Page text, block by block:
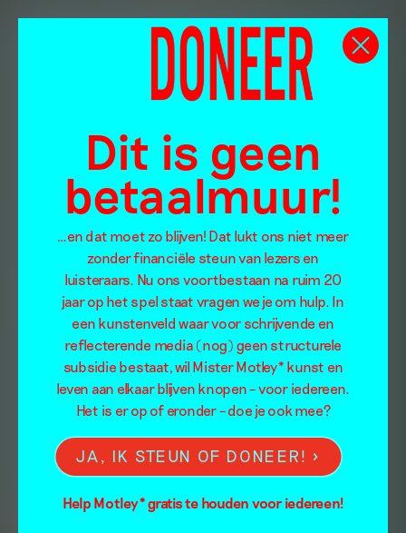
Dit is geen
betaalmuur!
…en dat moet zo blijven! Dat lukt ons niet meer
zonder financiële steun van lezers en
luisteraars. Nu ons voortbestaan na ruim 20
jaar op het spel staat vragen we je om hulp. In
een kunstenveld waar voor schrijvende en
reflecterende media (nog) geen structurele
subsidie bestaat, wil Mister Motley* kunst en
leven aan elkaar blijven knopen – voor iedereen.
Het is er op of eronder – doe je ook mee?
JA, IK STEUN OF DONEER!
Help Motley* gratis te houden voor iedereen!